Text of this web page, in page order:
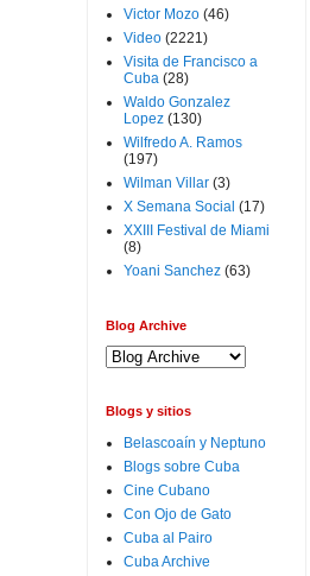
Victor Mozo (46)
Video (2221)
Visita de Francisco a
Cuba (28)
Waldo Gonzalez
Lopez (130)
Wilfredo A. Ramos
(197)
Wilman Villar (3)
X Semana Social (17)
XXIII Festival de Miami
(8)
Yoani Sanchez (63)
Blog Archive
Blogs y sitios
Belascoaín y Neptuno
Blogs sobre Cuba
Cine Cubano
Con Ojo de Gato
Cuba al Pairo
Cuba Archive